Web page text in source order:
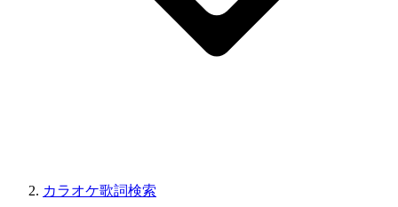
カラオケ歌詞検索